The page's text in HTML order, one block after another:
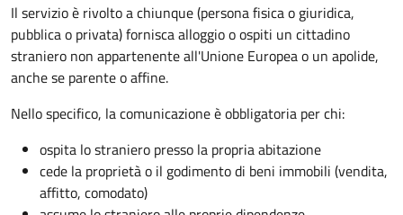
Il servizio è rivolto a chiunque (persona fisica o giuridica,
pubblica o privata) fornisca alloggio o ospiti un cittadino
straniero non appartenente all'Unione Europea o un apolide,
anche se parente o affine.
Nello specifico, la comunicazione è obbligatoria per chi:
ospita lo straniero presso la propria abitazione
cede la proprietà o il godimento di beni immobili (vendita,
affitto, comodato)